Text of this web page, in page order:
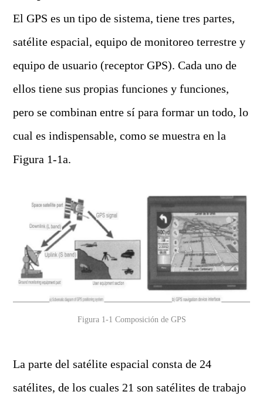
El GPS es un tipo de sistema, tiene tres partes,
satélite espacial, equipo de monitoreo terrestre y
equipo de usuario (receptor GPS). Cada uno de
ellos tiene sus propias funciones y funciones,
pero se combinan entre sí para formar un todo, lo
cual es indispensable, como se muestra en la
Figura 1-1a.
Figura 1-1 Composición de GPS
La parte del satélite espacial consta de 24
satélites, de los cuales 21 son satélites de trabajo